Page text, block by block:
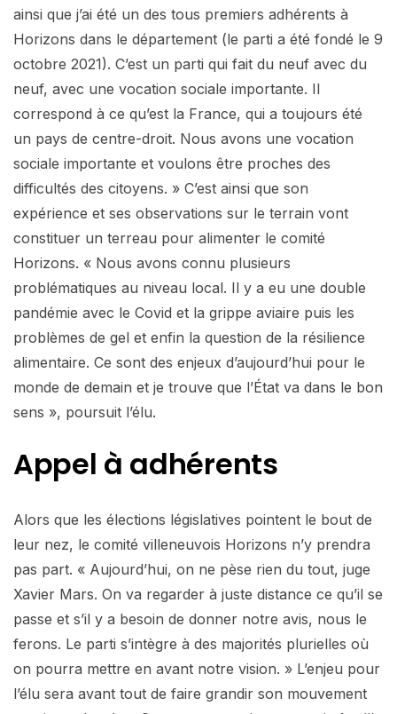
ainsi que j’ai été un des tous premiers adhérents à
Horizons dans le département (le parti a été fondé le 9
octobre 2021). C’est un parti qui fait du neuf avec du
neuf, avec une vocation sociale importante. Il
correspond à ce qu’est la France, qui a toujours été
un pays de centre-droit. Nous avons une vocation
sociale importante et voulons être proches des
difficultés des citoyens. » C’est ainsi que son
expérience et ses observations sur le terrain vont
constituer un terreau pour alimenter le comité
Horizons. « Nous avons connu plusieurs
problématiques au niveau local. Il y a eu une double
pandémie avec le Covid et la grippe aviaire puis les
problèmes de gel et enfin la question de la résilience
alimentaire. Ce sont des enjeux d’aujourd’hui pour le
monde de demain et je trouve que l’État va dans le bon
sens », poursuit l’élu.
Appel à adhérents
Alors que les élections législatives pointent le bout de
leur nez, le comité villeneuvois Horizons n’y prendra
pas part. « Aujourd’hui, on ne pèse rien du tout, juge
Xavier Mars. On va regarder à juste distance ce qu’il se
passe et s’il y a besoin de donner notre avis, nous le
ferons. Le parti s’intègre à des majorités plurielles où
on pourra mettre en avant notre vision. » L’enjeu pour
l’élu sera avant tout de faire grandir son mouvement